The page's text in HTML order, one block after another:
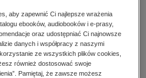
informatyka
aby zapewnić Ci najlepsze wrażenia
ebooków, audiobooków i e-prasy,
oraz udostępniać Ci najnowsze
danych i współpracy z naszymi
ze wszystkich plików cookies,
również dostosować swoje
Pamiętaj, że zawsze możesz